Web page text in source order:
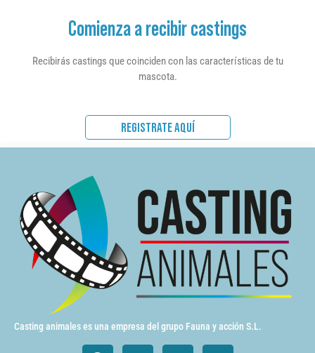
Comienza a recibir castings
Recibirás castings que coinciden con las características de tu
mascota.
REGISTRATE AQUÍ
Casting animales es una empresa del grupo Fauna y acción S.L.